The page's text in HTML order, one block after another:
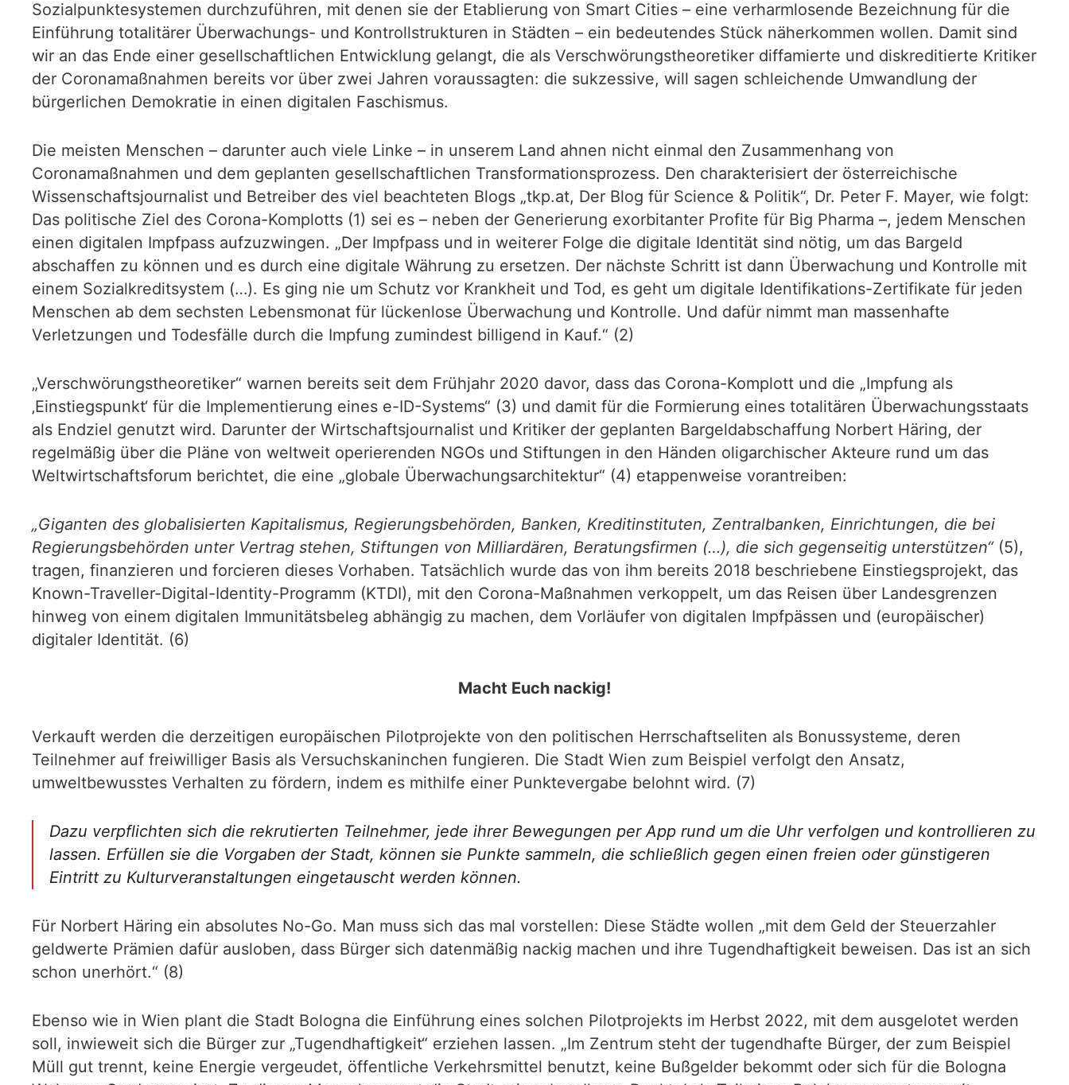
Sozialpunktesystemen durchzuführen, mit denen sie der Etablierung von Smart Cities – eine verharmlosende Bezeichnung für die
Einführung totalitärer Überwachungs- und Kontrollstrukturen in Städten – ein bedeutendes Stück näherkommen wollen. Damit sind
wir an das Ende einer gesellschaftlichen Entwicklung gelangt, die als Verschwörungstheoretiker diffamierte und diskreditierte Kritiker
der Coronamaßnahmen bereits vor über zwei Jahren voraussagten: die sukzessive, will sagen schleichende Umwandlung der
bürgerlichen Demokratie in einen digitalen Faschismus.
Die meisten Menschen – darunter auch viele Linke – in unserem Land ahnen nicht einmal den Zusammenhang von
Coronamaßnahmen und dem geplanten gesellschaftlichen Transformationsprozess. Den charakterisiert der österreichische
Wissenschaftsjournalist und Betreiber des viel beachteten Blogs „tkp.at, Der Blog für Science & Politik“, Dr. Peter F. Mayer, wie folgt:
Das politische Ziel des Corona-Komplotts (1) sei es – neben der Generierung exorbitanter Profite für Big Pharma –, jedem Menschen
einen digitalen Impfpass aufzuzwingen. „Der Impfpass und in weiterer Folge die digitale Identität sind nötig, um das Bargeld
abschaffen zu können und es durch eine digitale Währung zu ersetzen. Der nächste Schritt ist dann Überwachung und Kontrolle mit
einem Sozialkreditsystem (…). Es ging nie um Schutz vor Krankheit und Tod, es geht um digitale Identifikations-Zertifikate für jeden
Menschen ab dem sechsten Lebensmonat für lückenlose Überwachung und Kontrolle. Und dafür nimmt man massenhafte
Verletzungen und Todesfälle durch die Impfung zumindest billigend in Kauf.“ (2)
„Verschwörungstheoretiker“ warnen bereits seit dem Frühjahr 2020 davor, dass das Corona-Komplott und die „Impfung als
‚Einstiegspunkt‘ für die Implementierung eines e-ID-Systems“ (3) und damit für die Formierung eines totalitären Überwachungsstaats
als Endziel genutzt wird. Darunter der Wirtschaftsjournalist und Kritiker der geplanten Bargeldabschaffung Norbert Häring, der
regelmäßig über die Pläne von weltweit operierenden NGOs und Stiftungen in den Händen oligarchischer Akteure rund um das
Weltwirtschaftsforum berichtet, die eine „globale Überwachungsarchitektur“ (4) etappenweise vorantreiben:
„Giganten des globalisierten Kapitalismus, Regierungsbehörden, Banken, Kreditinstituten, Zentralbanken, Einrichtungen, die bei
Regierungsbehörden unter Vertrag stehen, Stiftungen von Milliardären, Beratungsfirmen (…), die sich gegenseitig unterstützen“(5),
tragen, finanzieren und forcieren dieses Vorhaben. Tatsächlich wurde das von ihm bereits 2018 beschriebene Einstiegsprojekt, das
Known-Traveller-Digital-Identity-Programm (KTDI), mit den Corona-Maßnahmen verkoppelt, um das Reisen über Landesgrenzen
hinweg von einem digitalen Immunitätsbeleg abhängig zu machen, dem Vorläufer von digitalen Impfpässen und (europäischer)
digitaler Identität. (6)
Macht Euch nackig!
Verkauft werden die derzeitigen europäischen Pilotprojekte von den politischen Herrschaftseliten als Bonussysteme, deren
Teilnehmer auf freiwilliger Basis als Versuchskaninchen fungieren. Die Stadt Wien zum Beispiel verfolgt den Ansatz,
umweltbewusstes Verhalten zu fördern, indem es mithilfe einer Punktevergabe belohnt wird. (7)
Dazu verpflichten sich die rekrutierten Teilnehmer, jede ihrer Bewegungen per App rund um die Uhr verfolgen und kontrollieren zu
lassen. Erfüllen sie die Vorgaben der Stadt, können sie Punkte sammeln, die schließlich gegen einen freien oder günstigeren
Eintritt zu Kulturveranstaltungen eingetauscht werden können.
Für Norbert Häring ein absolutes No-Go. Man muss sich das mal vorstellen: Diese Städte wollen „mit dem Geld der Steuerzahler
geldwerte Prämien dafür ausloben, dass Bürger sich datenmäßig nackig machen und ihre Tugendhaftigkeit beweisen. Das ist an sich
schon unerhört.“ (8)
Ebenso wie in Wien plant die Stadt Bologna die Einführung eines solchen Pilotprojekts im Herbst 2022, mit dem ausgelotet werden
soll, inwieweit sich die Bürger zur „Tugendhaftigkeit“ erziehen lassen. „Im Zentrum steht der tugendhafte Bürger, der zum Beispiel
Müll gut trennt, keine Energie vergeudet, öffentliche Verkehrsmittel benutzt, keine Bußgelder bekommt oder sich für die Bologna